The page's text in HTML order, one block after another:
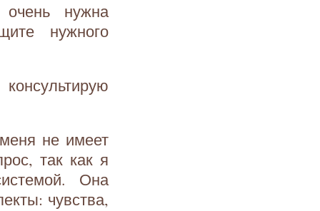
нужна
нужного
не имеет
так как я
Она
чувства,